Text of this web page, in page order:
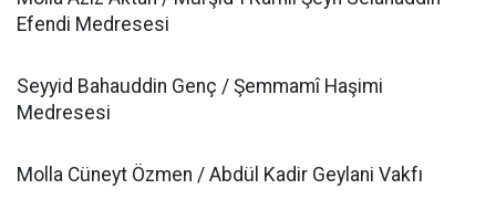
Efendi Medresesi
Seyyid Bahauddin Genç / Şemmamî Haşimi
Medresesi
Molla Cüneyt Özmen / Abdül Kadir Geylani Vakfı